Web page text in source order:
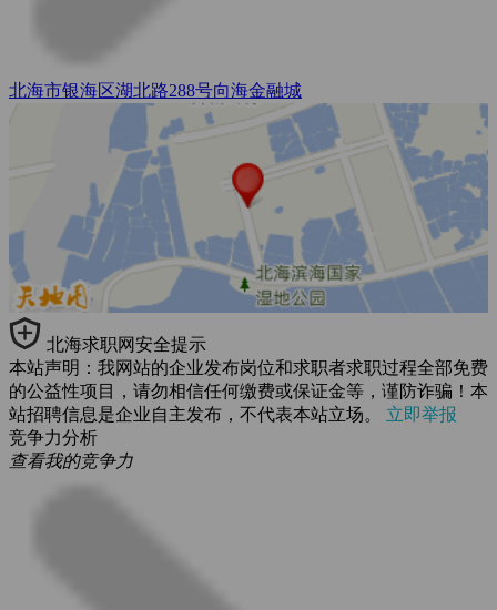
北海市银海区湖北路288号向海金融城
北海求职网安全提示
本站声明：我网站的企业发布岗位和求职者求职过程全部免费
的公益性项目，请勿相信任何缴费或保证金等，谨防诈骗！本
站招聘信息是企业自主发布，不代表本站立场。 立即举报
竞争力分析
查看我的竞争力